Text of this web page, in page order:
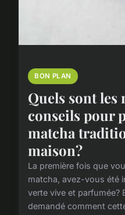
BON PLAN
Quels sont les
conseils pour
matcha
maison?
La première fois que
matcha, avez-vous été
verte vive et parfumée?
demandé comment